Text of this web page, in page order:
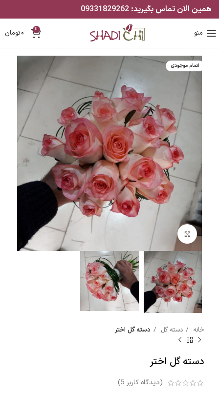
همین الان تماس بگیرید:
منو 0 ۰تومان
اتمام موجودی
بزرگنمایی تصویر
خانه دسته گل دسته گل اختر
دسته گل اختر
(دیدگاه کاربر 5
)